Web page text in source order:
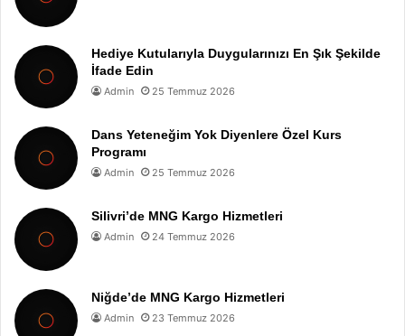
Hediye Kutularıyla Duygularınızı En Şık Şekilde
İfade Edin
Admin 25 Temmuz 2026
Dans Yeteneğim Yok Diyenlere Özel Kurs
Programı
Admin 25 Temmuz 2026
Silivri’de MNG Kargo Hizmetleri
Admin 24 Temmuz 2026
Niğde’de MNG Kargo Hizmetleri
Admin 23 Temmuz 2026